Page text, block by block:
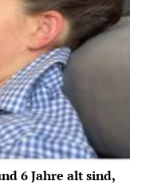
6 Jahre alt sind,